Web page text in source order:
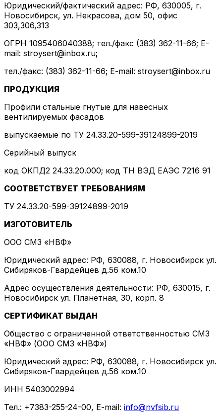
Юридический/фактический адрес: РФ, 630005, г.
Новосибирск, ул. Некрасова, дом 50, офис
303,306,313
ОГРН 1095406040388; тел./факс (383) 362-11-66; E-
mail: stroysert@inbox.ru;
тел./факс: (383) 362-11-66; E-mail: stroysert@inbox.ru
ПРОДУКЦИЯ
Профили стальные гнутые для навесных
вентилируемых фасадов
выпускаемые по ТУ 24.33.20-599-39124899-2019
Серийный выпуск
код ОКПД2 24.33.20.000; код ТН ВЭД ЕАЭС 7216 91
СООТВЕТСТВУЕТ ТРЕБОВАНИЯМ
ТУ 24.33.20-599-39124899-2019
ИЗГОТОВИТЕЛЬ
ООО СМЗ «НВФ»
Юридический адрес: РФ, 630088, г. Новосибирск ул.
Сибиряков-Гвардейцев д.56 ком.10
Адрес осуществления деятельности: РФ, 630015, г.
Новосибирск ул. Планетная, 30, корп. 8
СЕРТИФИКАТ ВЫДАН
Общество с ограниченной ответственностью СМЗ
«НВФ» (ООО СМЗ «НВФ»)
Юридический адрес: РФ, 630088, г. Новосибирск ул.
Сибиряков-Гвардейцев д.56 ком.10
ИНН 5403002994
Тел.: +7383-255-24-00, E-mail: info@nvfsib.ru